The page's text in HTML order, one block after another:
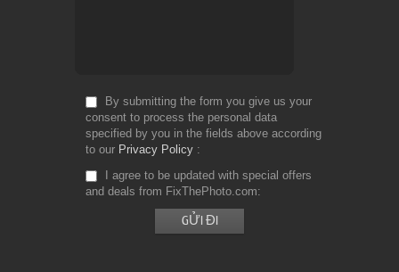
By submitting the form you give us your
consent to process the personal data
specified by you in the fields above according
to our Privacy Policy
I agree to be updated with special offers
and deals from FixThePhoto.com